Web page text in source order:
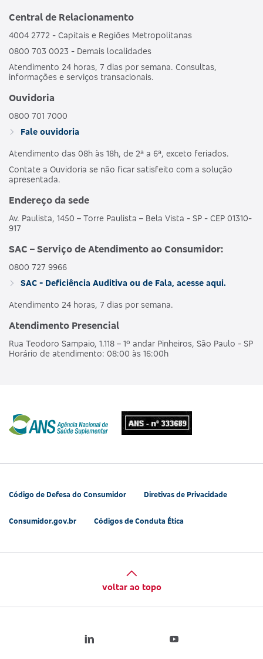
Central de Relacionamento
4004 2772 - Capitais e Regiões Metropolitanas
0800 703 0023 - Demais localidades
Atendimento 24 horas, 7 dias por semana. Consultas,
informações e serviços transacionais.
Ouvidoria
0800 701 7000
Fale ouvidoria
Atendimento das 08h às 18h, de 2ª a 6ª, exceto feriados.
Contate a Ouvidoria se não ficar satisfeito com a solução
apresentada.
Endereço da sede
Av. Paulista, 1450 – Torre Paulista – Bela Vista - SP - CEP 01310-
917
SAC – Serviço de Atendimento ao Consumidor:
0800 727 9966
SAC - Deficiência Auditiva ou de Fala, acesse aqui.
Atendimento 24 horas, 7 dias por semana.
Atendimento Presencial
Rua Teodoro Sampaio, 1.118 – 1º andar Pinheiros, São Paulo - SP
Horário de atendimento: 08:00 às 16:00h
Código de Defesa do Consumidor Diretivas de Privacidade
Consumidor.gov.br Códigos de Conduta Ética
voltar ao topo